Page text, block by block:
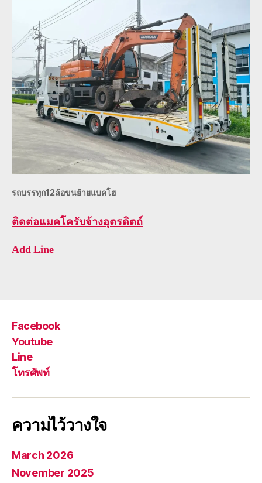
รถบรรทุก12ล้อขนย้ายแบคโฮ
ติดต่อแมคโครับจ้างอุตรดิตถ์
Add Line
Facebook
Youtube
Line
โทรศัพท์
ความไว้วางใจ
March 2026
November 2025